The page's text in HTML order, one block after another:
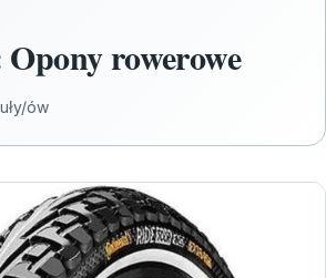
Opony rowerowe
ów